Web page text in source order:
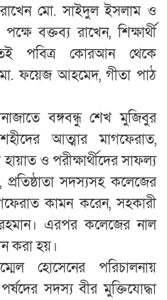
রাখেন মো. সাইদুল ইসলাম ও
বক্তব্য রাখেন, শিক্ষার্থী
পবিত্র কোরআন থেকে
ফয়েজ আহমেদ, গীতা পাঠ
বঙ্গবন্ধু শেখ মুজিবুর
আত্মার মাগফেরাত,
হায়াত ও পরীক্ষার্থীদের সাফল্য
সদস্যসহ কলেজের
কামন করেন, সহকারী
এরপর কলেজের নাল
করা হয়।
হোসেনের পরিচালনায়
সদস্য বীর মুক্তিযোদ্ধা